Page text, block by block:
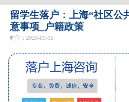
留学生落户：上海“社区公
意事项_户籍政策
时间：2020-09-15